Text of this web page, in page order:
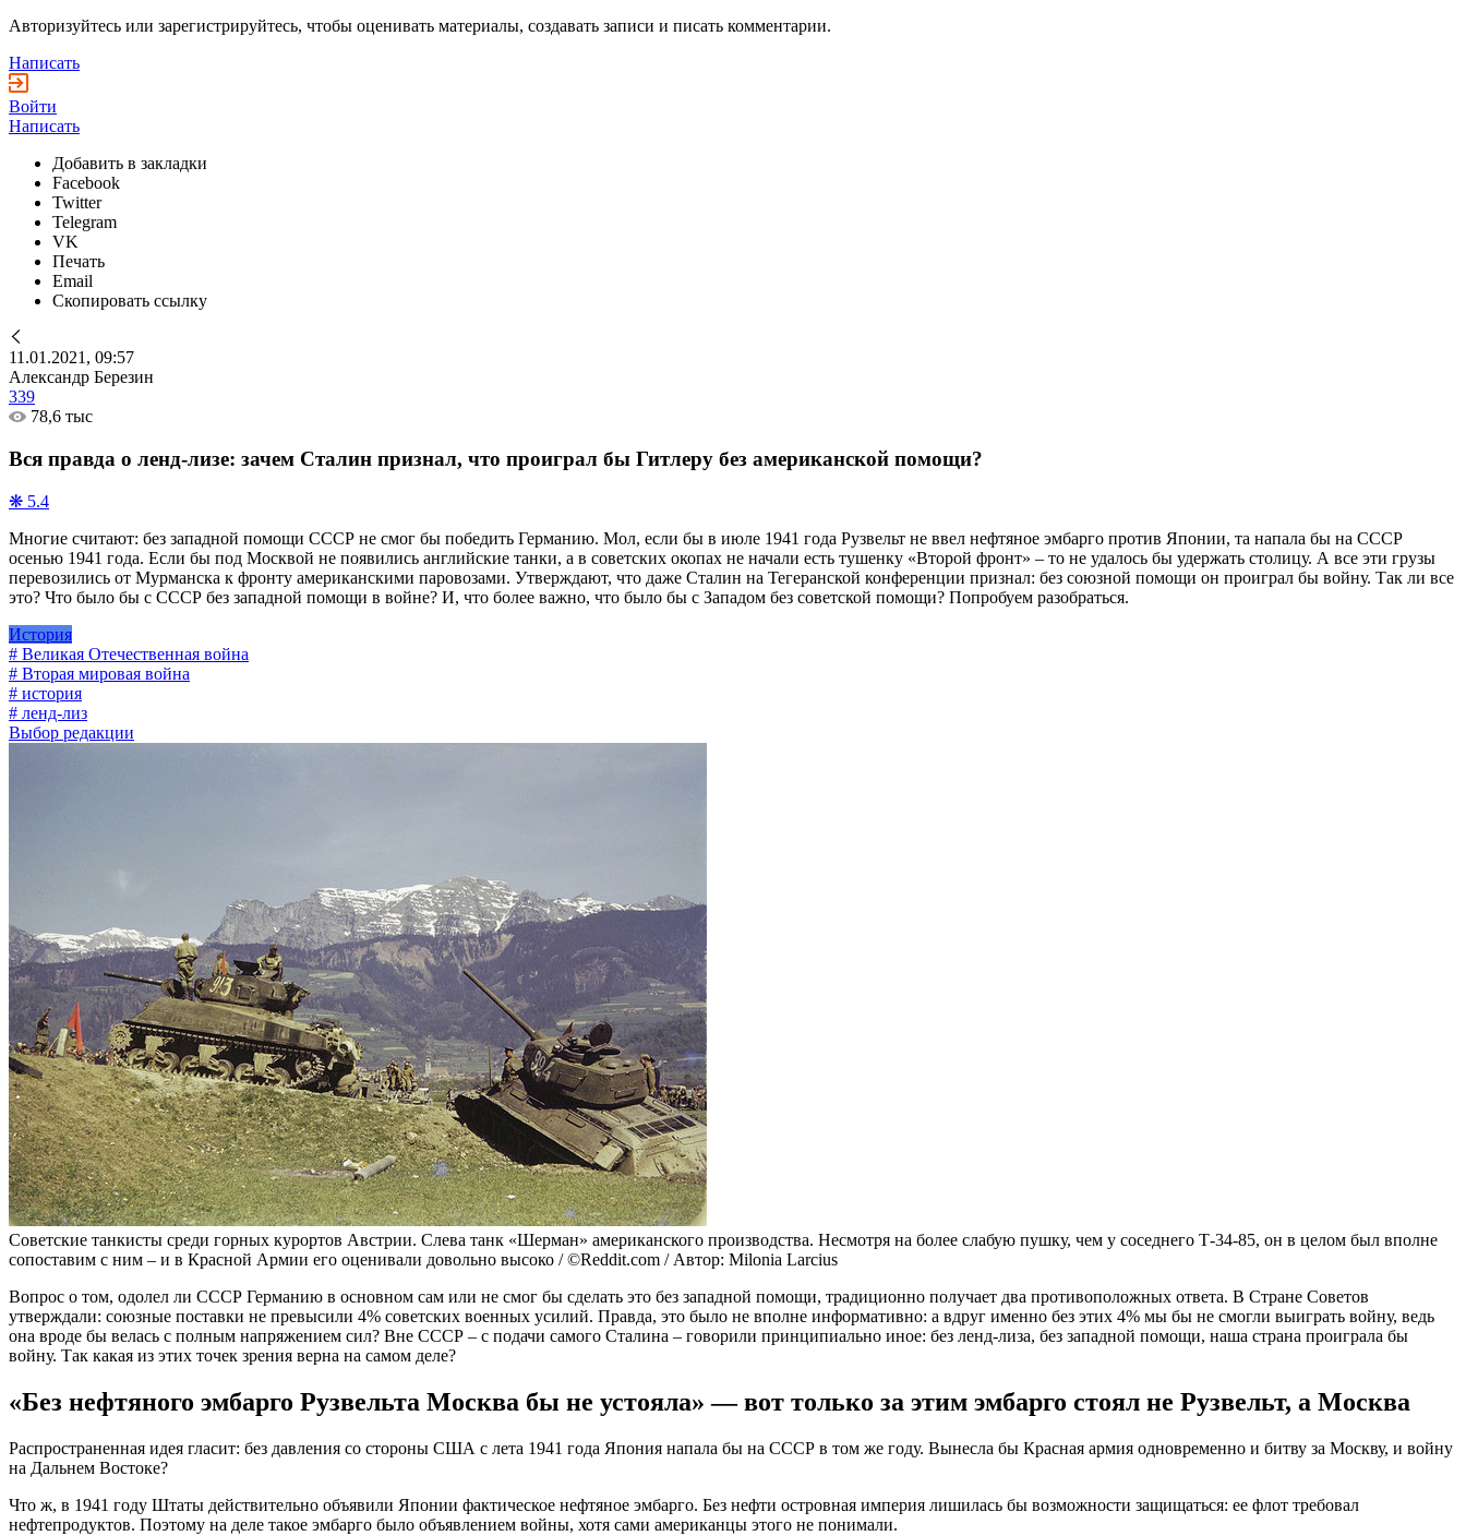
Авторизуйтесь или зарегистрируйтесь, чтобы оценивать материалы, создавать записи и писать комментарии.
Написать
Войти
Написать
Добавить в закладки
Facebook
Twitter
Telegram
VK
Печать
Email
Скопировать ссылку
11.01.2021, 09:57
Александр Березин
339
78,6 тыс
Вся правда о ленд-лизе: зачем Сталин признал, что проиграл бы Гитлеру без американской помощи?
❋ 5.4
Многие считают: без западной помощи СССР не смог бы победить Германию. Мол, если бы в июле 1941 года Рузвельт не ввел нефтяное эмбарго против Японии, та напала бы на СССР
осенью 1941 года. Если бы под Москвой не появились английские танки, а в советских окопах не начали есть тушенку «Второй фронт» – то не удалось бы удержать столицу. А все эти грузы
перевозились от Мурманска к фронту американскими паровозами. Утверждают, что даже Сталин на Тегеранской конференции признал: без союзной помощи он проиграл бы войну. Так ли все
это? Что было бы с СССР без западной помощи в войне? И, что более важно, что было бы с Западом без советской помощи? Попробуем разобраться.
История
# Великая Отечественная война
# Вторая мировая война
# история
# ленд-лиз
Выбор редакции
Советские танкисты среди горных курортов Австрии. Слева танк «Шерман» американского производства. Несмотря на более слабую пушку, чем у соседнего Т-34-85, он в целом был вполне
сопоставим с ним – и в Красной Армии его оценивали довольно высоко / ©Reddit.com / Автор: Milonia Larcius
Вопрос о том, одолел ли СССР Германию в основном сам или не смог бы сделать это без западной помощи, традиционно получает два противоположных ответа. В Стране Советов
утверждали: союзные поставки не превысили 4% советских военных усилий. Правда, это было не вполне информативно: а вдруг именно без этих 4% мы бы не смогли выиграть войну, ведь
она вроде бы велась с полным напряжением сил? Вне СССР – с подачи самого Сталина – говорили принципиально иное: без ленд-лиза, без западной помощи, наша страна проиграла бы
войну. Так какая из этих точек зрения верна на самом деле?
«Без нефтяного эмбарго Рузвельта Москва бы не устояла» — вот только за этим эмбарго стоял не Рузвельт, а Москва
Распространенная идея гласит: без давления со стороны США с лета 1941 года Япония напала бы на СССР в том же году. Вынесла бы Красная армия одновременно и битву за Москву, и войну
на Дальнем Востоке?
Что ж, в 1941 году Штаты действительно объявили Японии фактическое нефтяное эмбарго. Без нефти островная империя лишилась бы возможности защищаться: ее флот требовал
нефтепродуктов. Поэтому на деле такое эмбарго было объявлением войны, хотя сами американцы этого не понимали.